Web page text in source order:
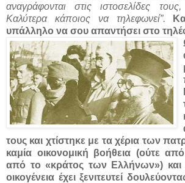
αναγράφονται στις ιστοσελίδες
Καλύτερα κάποιος να τηλεφωνεί”.
υπάλληλο να σου απαντήσει στο
τους και χτίστηκε με τα χέρια των
καμία οικονομική βοήθεια (ούτε
από το «κράτος των Ελλήνων»)
οικογένεια έχει ξενιτευτεί